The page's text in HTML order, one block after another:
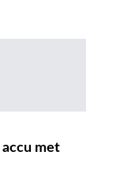
accu met